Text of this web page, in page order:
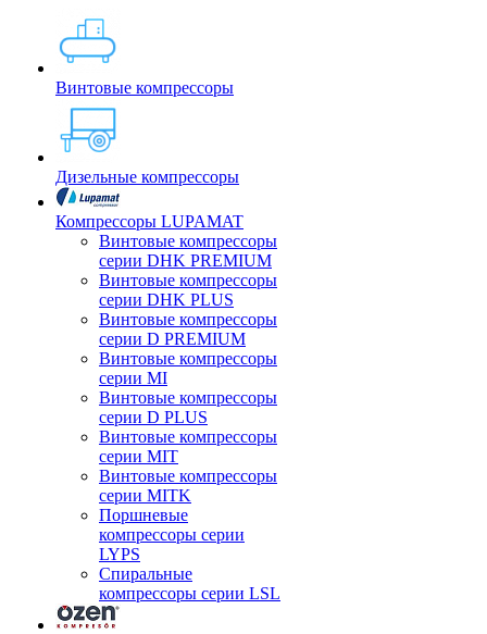
Винтовые компрессоры
Дизельные компрессоры
Компрессоры LUPAMAT
Винтовые компрессоры
серии DHK PREMIUM
Винтовые компрессоры
серии DHK PLUS
Винтовые компрессоры
серии D PREMIUM
Винтовые компрессоры
серии MI
Винтовые компрессоры
серии D PLUS
Винтовые компрессоры
серии MIT
Винтовые компрессоры
серии MITK
Поршневые
компрессоры серии
LYPS
Спиральные
компрессоры серии LSL